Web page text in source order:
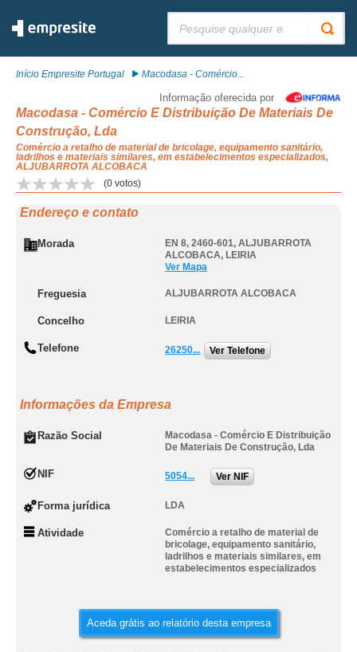
Início Empresite Portugal Macodasa - Comércio...
Informação oferecida por
Macodasa - Comércio E Distribuição De Materiais De
Construção, Lda
Comércio a retalho de material de bricolage, equipamento sanitário,
ladrilhos e materiais similares, em estabelecimentos especializados,
ALJUBARROTA ALCOBACA
(0 votos)
Endereço e contato
Morada EN 8, 2460-601, ALJUBARROTA
ALCOBACA, LEIRIA
Ver Mapa
Freguesia ALJUBARROTA ALCOBACA
Concelho LEIRIA
Telefone 26250... Ver Telefone
Informações da Empresa
Razão Social
Macodasa - Comércio E Distribuição
De Materiais De Construção, Lda
NIF 5054... Ver NIF
Forma jurídica LDA
Atividade
Comércio a retalho de material de
bricolage, equipamento sanitário,
ladrilhos e materiais similares, em
estabelecimentos especializados
Aceda grátis ao relatório desta empresa